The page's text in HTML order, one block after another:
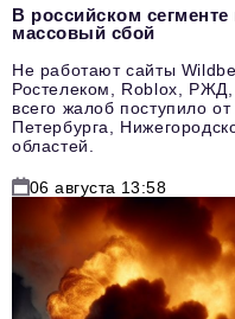
В российском
массовый сбой
Не работают сайты
Ростелеком, Roblox,
всего жалоб поступило
Петербурга,
областей.
06 августа 13:58